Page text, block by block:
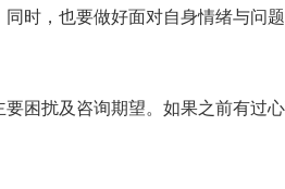
时，也要做好面对自身情绪与问
困扰及咨询期望。如果之前有过